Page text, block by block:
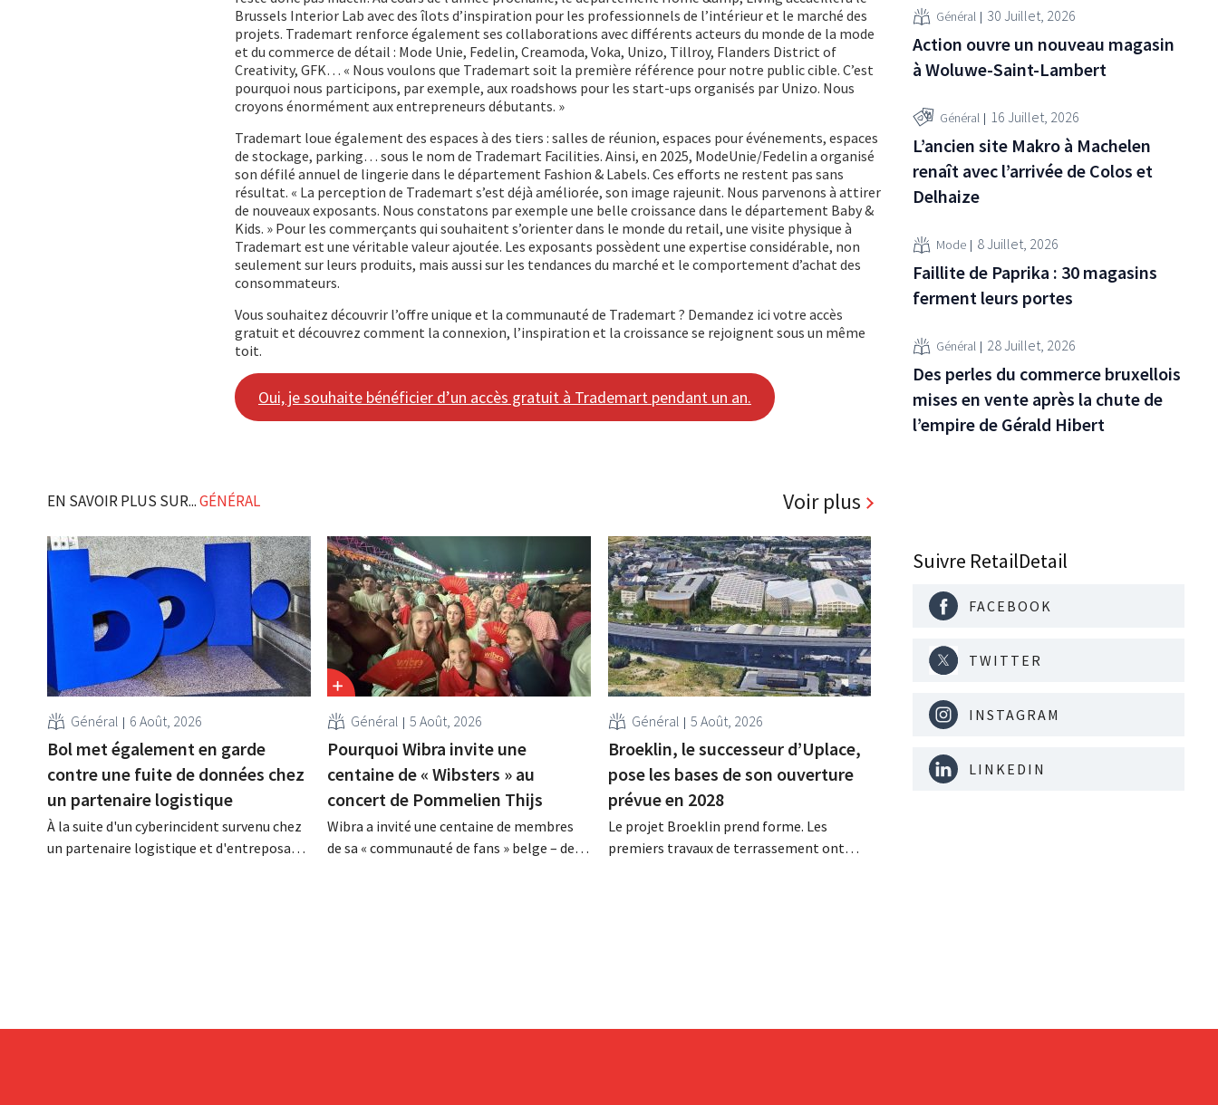
Brussels Interior Lab avec des îlots d’inspiration pour les professionnels de l’intérieur et le marché des
projets. Trademart renforce également ses collaborations avec différents acteurs du monde de la mode
et du commerce de détail : Mode Unie, Fedelin, Creamoda, Voka, Unizo, Tillroy, Flanders District of
Creativity, GFK… « Nous voulons que Trademart soit la première référence pour notre public cible. C’est
pourquoi nous participons, par exemple, aux roadshows pour les start-ups organisés par Unizo. Nous
croyons énormément aux entrepreneurs débutants. »
Trademart loue également des espaces à des tiers : salles de réunion, espaces pour événements, espaces
de stockage, parking… sous le nom de Trademart Facilities. Ainsi, en 2025, ModeUnie/Fedelin a organisé
son défilé annuel de lingerie dans le département Fashion & Labels. Ces efforts ne restent pas sans
résultat. « La perception de Trademart s’est déjà améliorée, son image rajeunit. Nous parvenons à attirer
de nouveaux exposants. Nous constatons par exemple une belle croissance dans le département Baby &
Kids. » Pour les commerçants qui souhaitent s’orienter dans le monde du retail, une visite physique à
Trademart est une véritable valeur ajoutée. Les exposants possèdent une expertise considérable, non
seulement sur leurs produits, mais aussi sur les tendances du marché et le comportement d’achat des
consommateurs.
Vous souhaitez découvrir l’offre unique et la communauté de Trademart ? Demandez ici votre accès
gratuit et découvrez comment la connexion, l’inspiration et la croissance se rejoignent sous un même
toit.
Oui, je souhaite bénéficier d’un accès gratuit à Trademart pendant un an.
EN SAVOIR PLUS SUR...GÉNÉRAL Voir plus
Général 6 Août, 2026
Bol met également en garde
contre une fuite de données chez
un partenaire logistique
À la suite d'un cyberincident survenu chez
un partenaire logistique et d'entreposage
Général 5 Août, 2026
Pourquoi Wibra invite une
centaine de « Wibsters » au
concert de Pommelien Thijs
Wibra a invité une centaine de membres
de sa « communauté de fans » belge – des
Général 5 Août, 2026
Broeklin, le successeur d’Uplace,
pose les bases de son ouverture
prévue en 2028
Le projet Broeklin prend forme. Les
premiers travaux de terrassement ont
Général 30 Juillet, 2026
Action ouvre un nouveau magasin
à Woluwe-Saint-Lambert
Général 16 Juillet, 2026
L’ancien site Makro à Machelen
renaît avec l’arrivée de Colos et
Delhaize
Mode 8 Juillet, 2026
Faillite de Paprika : 30 magasins
ferment leurs portes
Général 28 Juillet, 2026
Des perles du commerce bruxellois
mises en vente après la chute de
l’empire de Gérald Hibert
Suivre RetailDetail
FACEBOOK
TWITTER
INSTAGRAM
LINKEDIN